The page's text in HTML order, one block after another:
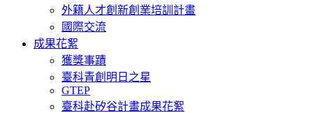
外籍人才創新創業培訓計畫
國際交流
成果花絮
獲獎事蹟
臺科青創明日之星
GTEP
臺科赴矽谷計畫成果花絮